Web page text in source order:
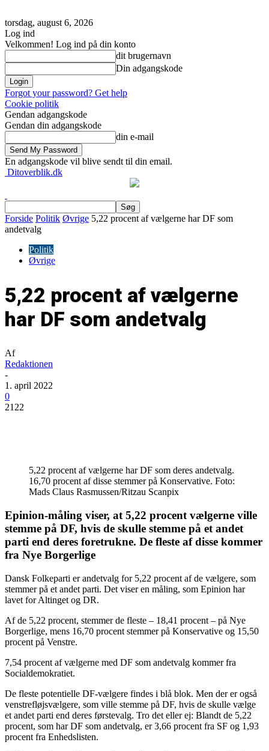
torsdag, august 6, 2026
Log ind
Velkommen! Log ind på din konto
dit brugernavn
Din adgangskode
Forgot your password? Get help
Cookie politik
Gendan adgangskode
Gendan din adgangskode
din e-mail
En adgangskode vil blive sendt til din email.
Ditoverblik.dk
Forside Politik Øvrige 5,22 procent af vælgerne har DF som
andetvalg
Politik
Øvrige
5,22 procent af vælgerne
har DF som andetvalg
Af
Redaktionen
-
1. april 2022
0
2122
5,22 procent af vælgerne har DF som deres andetvalg.
16,70 procent af disse stemmer på Konservative. Foto:
Mads Claus Rasmussen/Ritzau Scanpix
Epinion-måling viser, at 5,22 procent vælgerne ville
stemme på DF, hvis de skulle stemme på et andet
parti end deres foretrukne. De fleste af disse kommer
fra Nye Borgerlige
Dansk Folkeparti er andetvalg for 5,22 procent af de vælgere, som
stemmer på et andet parti. Det viser en måling, som Epinion har
lavet for Altinget og DR.
Af de 5,22 procent, stemmer de fleste – 18,41 procent – på Nye
Borgerlige, mens 16,70 procent stemmer på Konservative og 15,50
procent på Venstre.
7,54 procent af vælgerne med DF som andetvalg kommer fra
Socialdemokratiet.
De fleste potentielle DF-vælgere findes i blå blok. Men der er også
venstrefløjsvælgere, som ville stemme på DF, hvis de skulle vælge
et andet parti end deres førstevalg. Tro det eller ej: Blandt de 5,22
procent, som har DF som andetvalg, er 3,66 procent fra SF og 1,93
procent fra Enhedslisten.